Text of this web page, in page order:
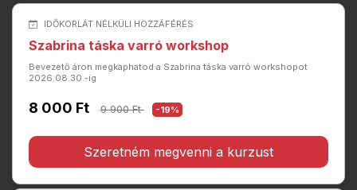
IDŐKORLÁT NÉLKÜLI HOZZÁFÉRÉS
Szabrina táska varró workshop
Bevezető áron megkaphatod a Szabrina táska varró workshopot
2026.08.30.-ig
8 000 Ft 9 900 Ft -19%
Szeretném megvenni a kurzust